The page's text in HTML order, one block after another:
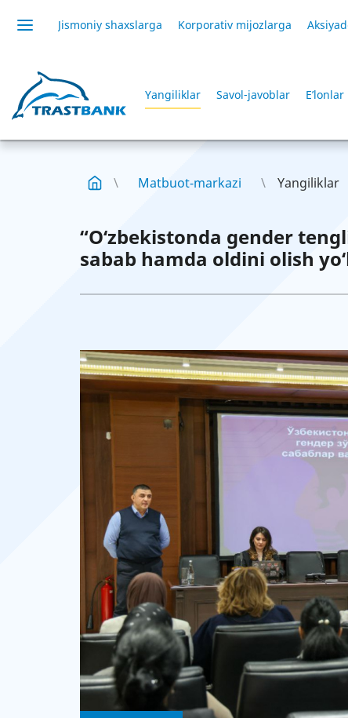
Jismoniy shaxslarga Korporativ mijozlarga
Yangiliklar Savol-javoblar E’lonlar
Matbuot-markazi Yangiliklar
“O‘zbekistonda gender
sabab hamda oldini olish